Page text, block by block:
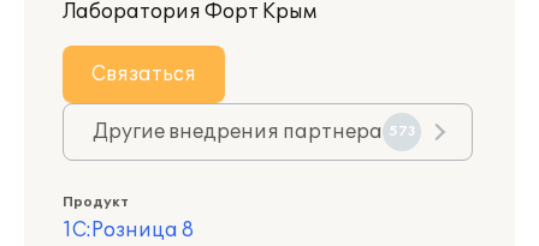
Лаборатория Форт Крым
Связаться
Другие внедрения партнера 573
Продукт
1С:Розница 8